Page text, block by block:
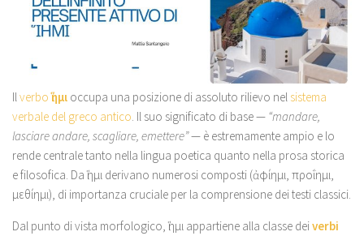
Il verboἵημι occupa una posizione di assoluto rilievo nel sistema
verbale del greco antico . Il suo significato di base — “mandare,
lasciare andare, scagliare, emettere”— è estremamente ampio e lo
rende centrale tanto nella lingua poetica quanto nella prosa storica
e filosofica. Da ἵημι derivano numerosi composti (ἀφίημι, προΐημι,
μεθίημι), di importanza cruciale per la comprensione dei testi classici.
Dal punto di vista morfologico, ἵημι appartiene alla classe deiverbi